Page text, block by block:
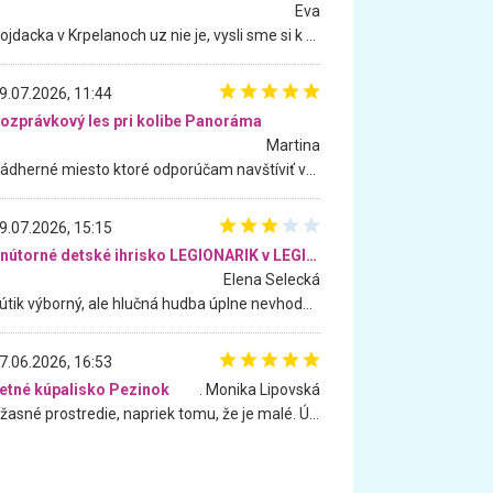
Eva
11:44
les pri kolibe Panoráma
Martina
15:15
Vnútorné detské ihrisko LEGIONARIK v LEGIA Fitness
Elena Selecká
16:53
kúpalisko Pezinok
. Monika Lipovská